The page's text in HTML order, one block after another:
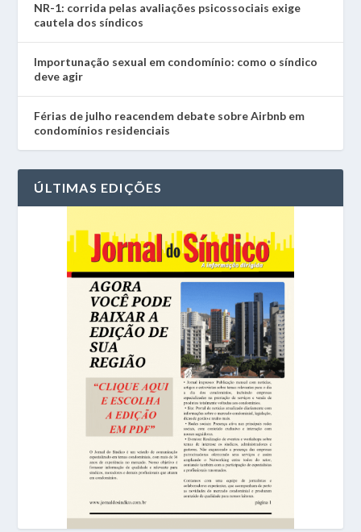
NR-1: corrida pelas avaliações psicossociais exige
cautela dos síndicos
Importunação sexual em condomínio: como o síndico
deve agir
Férias de julho reacendem debate sobre Airbnb em
condomínios residenciais
ÚLTIMAS EDIÇÕES